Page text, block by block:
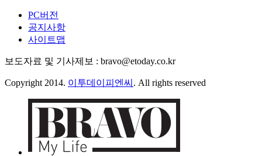
PC버전
공지사항
사이트맵
보도자료 및 기사제보 : bravo@etoday.co.kr
Copyright 2014. 이투데이피엔씨 . All rights reserved